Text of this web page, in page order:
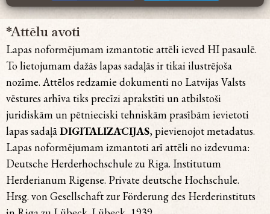
*Attēlu avoti
Lapas noformējumam izmantotie attēli ieved HI pasaulē.
To lietojumam dažās lapas sadaļās ir tikai ilustrējoša
nozīme. Attēlos redzamie dokumenti no Latvijas Valsts
vēstures arhīva tiks precīzi aprakstīti un atbilstoši
juridiskām un pētnieciski tehniskām prasībām ievietoti
lapas sadaļāDIGITALIZĀCIJAS, pievienojot metadatus.
Lapas noformējumam izmantoti arī attēli no izdevuma:
Deutsche Herderhochschule zu Riga. Institutum
Herderianum Rigense. Private deutsche Hochschule.
Hrsg. von Gesellschaft zur Förderung des Herderinstituts